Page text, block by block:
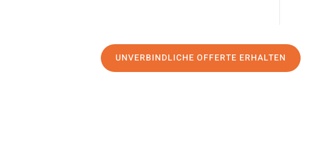
UNVERBINDLICHE OFFERTE ERHALTEN